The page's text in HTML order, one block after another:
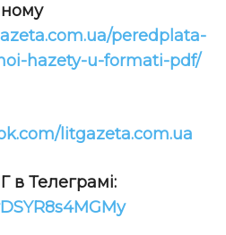
peredplata-
hazety-u-formati-pdf/
litgazeta.com.ua
в Телеграмі: